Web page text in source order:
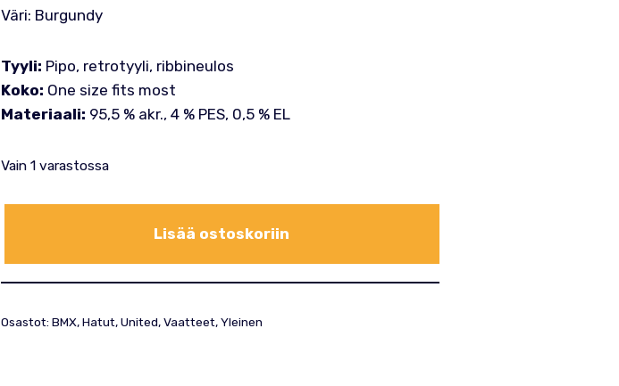
Väri: Burgundy
Tyyli: Pipo, retrotyyli, ribbineulos
Koko: One size fits most
Materiaali: 95,5 % akr., 4 % PES, 0,5 % EL
Vain 1 varastossa
Lisää ostoskoriin
Osastot: BMX,Hatut,United,Vaatteet,Yleinen